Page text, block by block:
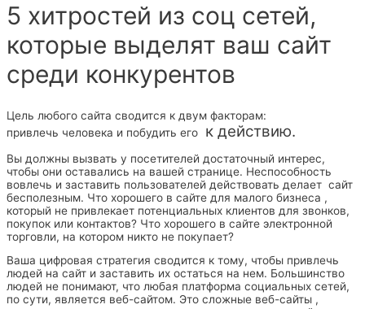
5 хитростей из соц сетей,
которые выделят ваш сайт
среди конкурентов
Цель любого сайта сводится к двум факторам:
привлечь человека и побудить его
к действию.
Вы должны вызвать у посетителей достаточный интерес,
чтобы они оставались на вашей странице. Неспособность
вовлечь и заставить пользователей действовать делает сайт
бесполезным. Что хорошего в сайте для малого бизнеса ,
который не привлекает потенциальных клиентов для звонков,
покупок или контактов? Что хорошего в сайте электронной
торговли, на котором никто не покупает?
Ваша цифровая стратегия сводится к тому, чтобы привлечь
людей на сайт и заставить их остаться на нем. Большинство
людей не понимают, что любая платформа социальных сетей,
по сути, является веб-сайтом. Это сложные веб-сайты ,